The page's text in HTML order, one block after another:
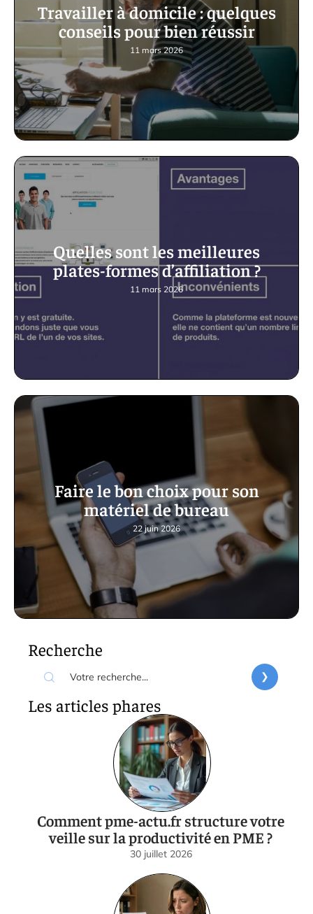
Travailler à domicile : quelques
conseils pour bien réussir
11 mars 2026
Quelles sont les meilleures
plates-formes d’affiliation ?
11 mars 2026
Faire le bon choix pour son
matériel de bureau
22 juin 2026
Recherche
Les articles phares
Comment pme-actu.fr structure votre
veille sur la productivité en PME ?
30 juillet 2026